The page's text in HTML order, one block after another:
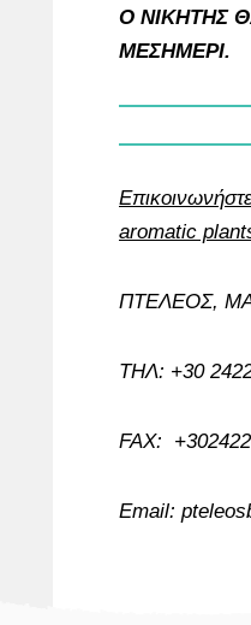
Ο ΝΙΚΗΤΗΣ
MEΣΗΜΕΡΙ.
aromatic
ΠΤΕΛΕΟΣ,
ΤΗΛ: +30
FAX:
Email: